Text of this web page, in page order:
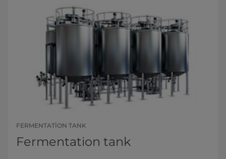
FERMENTATION TANK
Fermentation tank